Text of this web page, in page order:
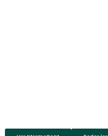
CLIMAS Y DE